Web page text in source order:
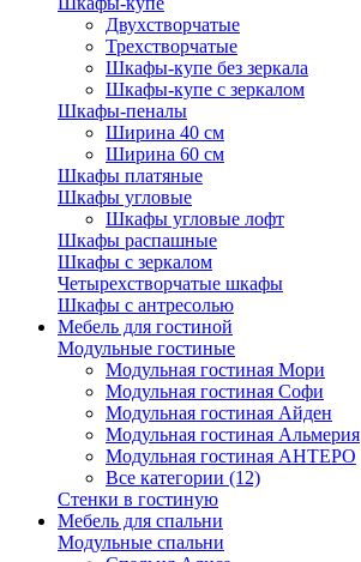
Двухстворчатые
Трехстворчатые
Шкафы-купе без зеркала
Шкафы-купе с зеркалом
Шкафы-пеналы
Ширина 40 см
Ширина 60 см
Шкафы платяные
Шкафы угловые
Шкафы угловые лофт
Шкафы распашные
Шкафы с зеркалом
Четырехстворчатые шкафы
Шкафы с антресолью
Мебель для гостиной
Модульные гостиные
Модульная гостиная Мори
Модульная гостиная Софи
Модульная гостиная Айден
Модульная гостиная Альмерия
Модульная гостиная АНТЕРО
Все категории (12)
Стенки в гостиную
Мебель для спальни
Модульные спальни